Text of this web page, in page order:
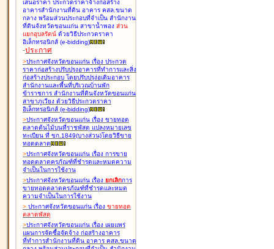
เสนอราคา ประกวดราคาจ้างก่อสร้าง
อาคารสำนักงานที่ดิน อาคาร คสล.ขนาด
กลาง พร้อมส่วนประกอบที่จำเป็น สำนักงาน
ที่ดินจังหวัดขอนแก่น สาขาน้ำพอง ส่วน
แยกอุบลรัตน์ ด้วยวิธีประกวดราคา
อิเล็กทรอนิกส์ (e-bidding)
-ประกาศ
>ประกาศจังหวัดขอนแก่น เรื่อง ประกวด
ราคาก่อสร้างปรับปรุงอาคารที่ทำการและสิ่ง
ก่อสร้างประกอบ โดยปรับปรุง่อเติมอาคาร
สำนักงานและพื้นที่บริเวณบ้านพัก
ข้าราชการ สำนักงานที่ดินจังหวัดขอนแก่น
สาขาภูเวียง ด้วยวิธีประกวดราคา
อิเล็กทรอนิกส์ (e-bidding)
>ประกาศจังหวัดขอนแก่น เรื่อง ขายทอด
ตลาดต้นไม้บนที่ราชพัสดุ แปลงหมายเลข
ทะเบียน ที่ ขก.1849(บางส่วน)โดยวิธีขาย
ทอดตลาด
>ประกาศจังหวัดขอนแก่น เรื่อง การขาย
ทอดตลาดครุภัณฑ์ที่ชำรุดและหมดความ
จำเป็นในการใช้งาน
>ประกาศจังหวัดขอนแก่น เรื่อง ยกเลิกการ
ขายทอดตลาดครุภัณฑ์ที่ชำรุดและหมด
ความจำเป็นในการใช้งาน
> ประกาศจังหวัดขอนแก่น เรื่อง ขายทอด
ตลาดพัสดุ
>ประกาศจังหวัดขอนแก่น เรื่อง เผยแพร่
แผนการจัดซื้อจัดจ้าง ก่อสร้างอาคาร
ที่ทำการสำนักงานที่ดิน อาคาร คสล.ขนาด